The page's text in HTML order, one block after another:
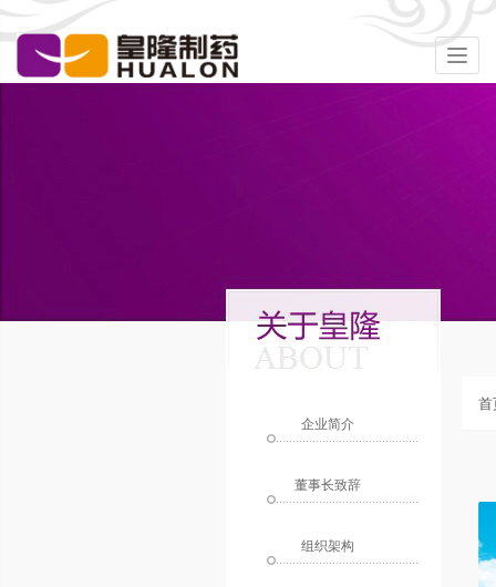
企业简介
董事长致辞
组织架构
首